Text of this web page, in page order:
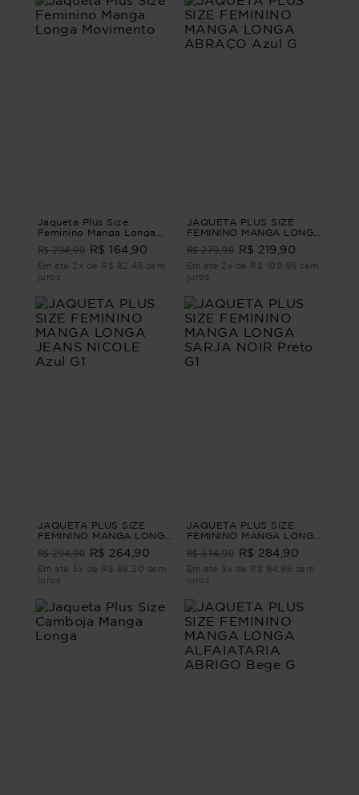
Jaqueta Plus Size
Feminino Manga Longa
R$ 294,90 R$ 164,90
Em até 2x de R$ 82,45 sem
juros
JAQUETA PLUS SIZE
FEMININO MANGA LONGA
ABRAÇO Azul G
R$ 279,90 R$ 219,90
Em até 2x de R$ 109,95 sem
juros
JAQUETA PLUS SIZE
FEMININO MANGA LONGA
JEANS NICOLE Azul G1
R$ 294,90 R$ 264,90
Em até 3x de R$ 88,30 sem
juros
JAQUETA PLUS SIZE
FEMININO MANGA LONGA
SARJA NOIR Preto G1
R$ 314,90 R$ 284,90
Em até 3x de R$ 94,96 sem
juros